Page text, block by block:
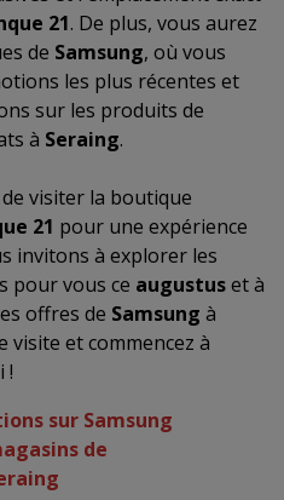
21. De plus, vous aurez
de Samsung, où vous
les plus récentes et
sur les produits de
à Seraing.
visiter la boutique
21 pour une expérience
invitons à explorer les
pour vous ce augustuset à
offres de Samsung à
visite et commencez à
!
sur Samsung
de